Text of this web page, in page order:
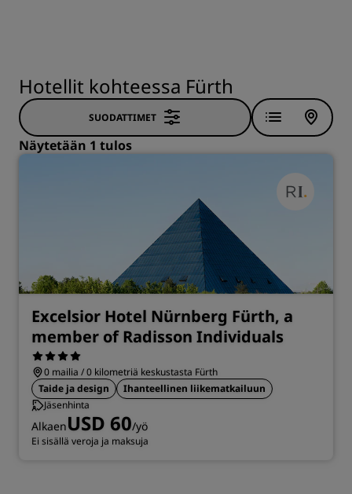
Hotellit kohteessa Fürth
SUODATTIMET
Näytetään 1 tulos
Excelsior Hotel Nürnberg Fürth, a
member of Radisson Individuals
0 mailia / 0 kilometriä keskustasta Fürth
Taide ja design
Ihanteellinen liikematkailuun
Jäsenhinta
AlkaenUSD 60/yö
Ei sisällä veroja ja maksuja